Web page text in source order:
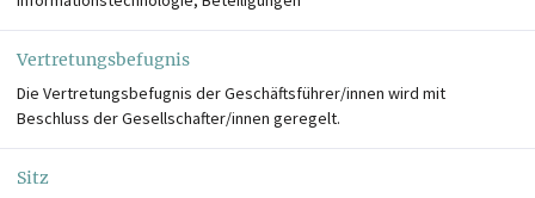
Vertretungsbefugnis
Die Vertretungsbefugnis der Geschäftsführer/innen wird mit
Beschluss der Gesellschafter/innen geregelt.
Sitz